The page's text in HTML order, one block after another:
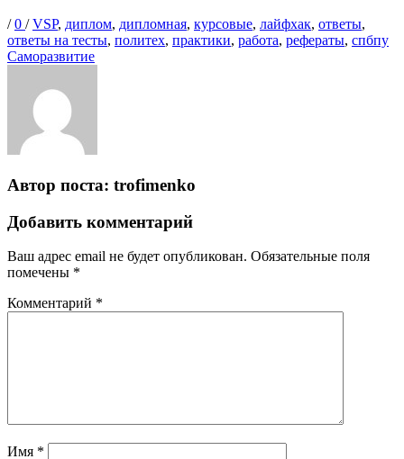
Опубликовано
/ 0 / Теги
VSP, диплом, дипломная, курсовые, лайфхак, ответы,
ответы на тесты, политех, практики, работа, рефераты, спбпу
Саморазвитие
Автор поста: trofimenko
Добавить комментарий
Ваш адрес email не будет опубликован. Обязательные поля
помечены *
Комментарий *
Имя *